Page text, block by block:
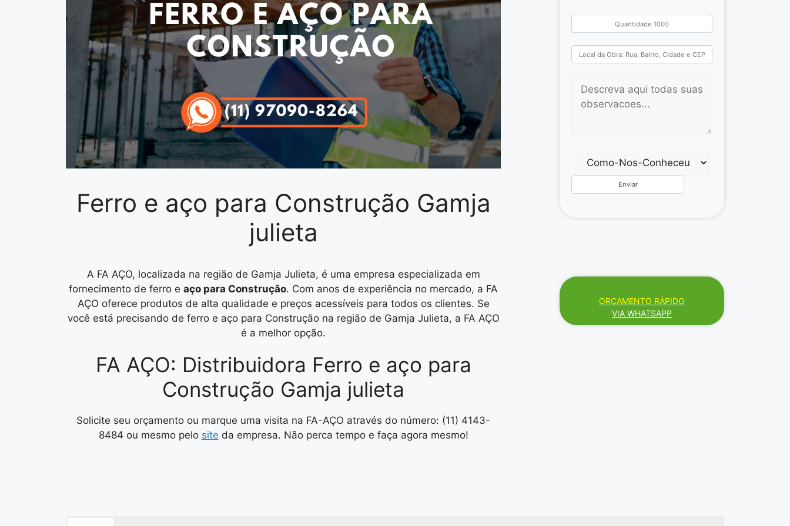
Ferro e aço para Construção Gamja
julieta
A FA AÇO, localizada na região de Gamja Julieta, é uma empresa especializada em
fornecimento de ferro e aço para Construção. Com anos de experiência no mercado, a FA
AÇO oferece produtos de alta qualidade e preços acessíveis para todos os clientes. Se
você está precisando de ferro e aço para Construção na região de Gamja Julieta, a FA AÇO
é a melhor opção.
FA AÇO: Distribuidora Ferro e aço para
Construção Gamja julieta
Solicite seu orçamento ou marque uma visita na FA-AÇO através do número: (11) 4143-
8484 ou mesmo pelo site da empresa. Não perca tempo e faça agora mesmo!
ORÇAMENTO RÁPIDO
VIA WHATSAPP